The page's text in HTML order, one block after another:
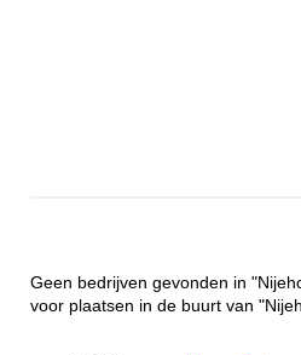
Geen bedrijven gevonden in
voor plaatsen in de buurt van